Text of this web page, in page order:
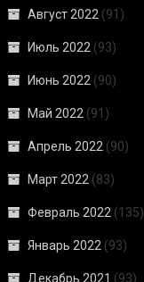
Август 2022 (91)
Июль 2022 (93)
Июнь 2022 (90)
Май 2022 (91)
Апрель 2022 (90)
Март 2022 (83)
Февраль 2022 (135)
Январь 2022 (93)
Декабрь 2021 (93)